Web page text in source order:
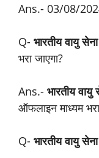
Ans.- 03/08/
Q- भारतीय वायु
भरा जाएगा?
Ans.- भारतीय
ऑफलाइन माध्यम
Q- भारतीय वायु